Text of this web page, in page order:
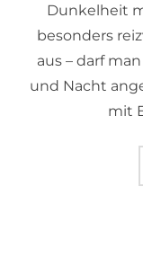
Dunkelheit
besonders
aus – darf
und Nacht
mit